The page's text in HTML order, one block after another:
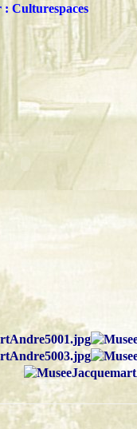
: Culturespaces